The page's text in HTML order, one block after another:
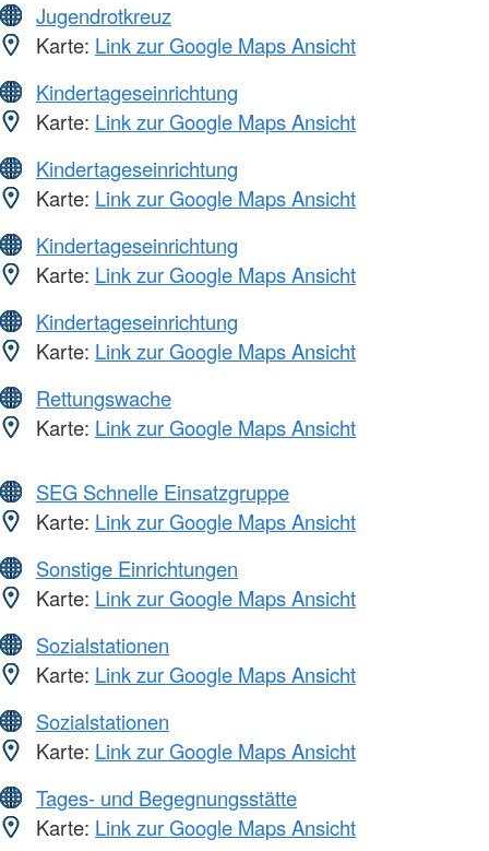
Jugendrotkreuz
Karte: Link zur Google Maps Ansicht
Kindertageseinrichtung
Karte: Link zur Google Maps Ansicht
Kindertageseinrichtung
Karte: Link zur Google Maps Ansicht
Kindertageseinrichtung
Karte: Link zur Google Maps Ansicht
Kindertageseinrichtung
Karte: Link zur Google Maps Ansicht
Rettungswache
Karte: Link zur Google Maps Ansicht
SEG Schnelle Einsatzgruppe
Karte: Link zur Google Maps Ansicht
Sonstige Einrichtungen
Karte: Link zur Google Maps Ansicht
Sozialstationen
Karte: Link zur Google Maps Ansicht
Sozialstationen
Karte: Link zur Google Maps Ansicht
Tages- und Begegnungsstätte
Karte: Link zur Google Maps Ansicht